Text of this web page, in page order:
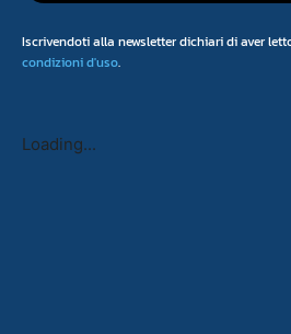
Iscrivendoti alla newsletter dichiari di aver
condizioni d'uso.
Loading...